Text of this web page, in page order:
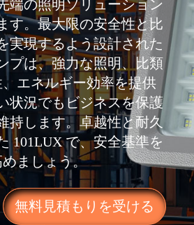
端の照明ソリューション
す。最大限の安全性と比
実現するよう設計された
プは、強力な照明、比類
エネルギー効率を提供
状況でもビジネスを保護
持します。卓越性と耐久
101LUX で、安全基準を
めましょう。
無料見積もりを受ける